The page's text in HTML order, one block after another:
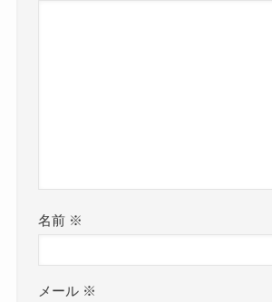
名前 ※
メール ※